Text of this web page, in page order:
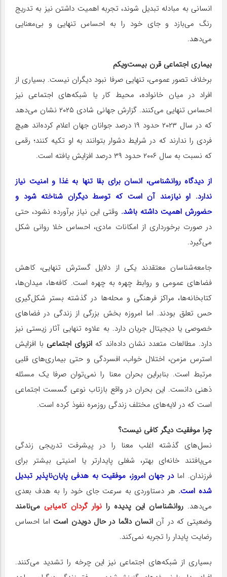
انسانی به مبادله تبدیل شوند، تجربه اهمیت داشتن نیز به تدریج
رنگ می‌بازد و جای خود را به احساس تنهایی و بی‌معنایی
می‌دهد.
بیماری اجتماعی قرن بیست‌ویکم
برخلاف تصور عمومی، تنهایی صرفا نبود دیگران نیست. بسیاری از
افراد در میان خانواده، محیط کار یا شبکه‌های اجتماعی نیز
احساس تنهایی می‌کنند. گزارش جهانی شادی ۲۰۲۵ نشان می‌دهد
که در سال ۲۰۲۳ حدود ۱۹ درصد جوانان جهان اعلام کرده‌اند هیچ
فردی را ندارند که در شرایط دشوار بتوانند به او تکیه کنند؛ رقمی
که نسبت به سال ۲۰۰۶ حدود ۳۹ درصد افزایش یافته است.
از دیدگاه روانشناسی، انسان برای بقا تنها به غذا و امنیت نیاز
ندارد. او نیازمند آن است که توسط دیگران شناخته شود و
حضورش اهمیت داشته باشد. وقتی این نیاز برآورده نشود، حتی
در صورت برخورداری از امکانات مادی، احساس خلا روانی شکل
می‌گیرد.
جامعه‌شناسان معتقدند یکی از دلایل گسترش تنهایی، کاهش
فضاهای عمومی و روابط چهره ‌به‌ چهره است. کافه‌ها، میدان‌ها،
کتابخانه‌ها، مراکز فرهنگی و محله‌ها در گذشته بستر شکل‌گیری
حس تعلق بودند. اما امروزه بخش بزرگی از زندگی در فضاهای
خصوصی یا دیجیتال جریان دارد. به علاوه تنهایی آثار زیستی نیز
دارد. مطالعات متعدد نشان داده‌اند که انزوای اجتماعی با افزایش
استرس مزمن، اختلال خواب، افسردگی و حتی بیماری‌های قلبی
مرتبط است. بنابراین بحران معنا را نمی‌توان صرفا یک مسئله
ذهنی دانست. این بحران در واقع بازتاب نوعی گسست اجتماعی
است که در لایه‌های مختلف زندگی روزمره نفوذ کرده است.
چرا موفقیت دیگر کافی نیست؟
نسل‌های گذشته اغلب معنا را در پیشرفت تدریجی زندگی
می‌یافتند خانه‌ای بهتر، شغلی پایدارتر یا امنیتی بیشتر برای
فرزندان. امادر جهان امروز، موفقیت به هدفی پایان‌‌ناپذیر تبدیل
شده است. هر دستاوردی به سرعت جای خود را به هدف بعدی
می‌دهد. روانشناسان این پدیده را نوار گردان کامیابی می‌نامند
وضعیتی که در آن انسان دائما در حال دویدن است اما احساس
رضایت پایدار را تجربه نمی‌کند.
بسیاری از شبکه‌های اجتماعی نیز این چرخه را تشدید می‌کنند.